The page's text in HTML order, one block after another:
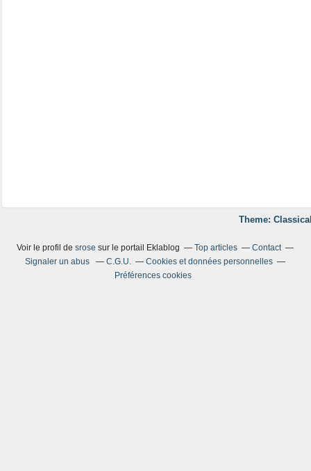
Theme:
Voir le profil desrose sur le portail Eklablog Top articles
Contact
Signaler un abus
C.G.U.
Cookies et données personnelles
Préférences cookies